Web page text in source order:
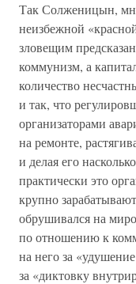
Так Солженицын,
неизбежной
зловещим
коммунизм, а
количество
и так, что
организаторами
на ремонте,
и делая его
практически это
крупно
обрушивался на
по отношению к
на него за
за «диктовку